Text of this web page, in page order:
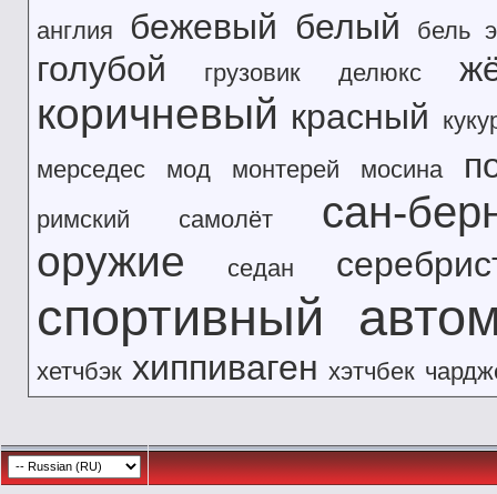
англия бежевый белый бель
голубой грузовик делюкс
коричневый красный
мерседес
мод монтерей мосина
римский самолёт сан-
оружие седан
спортивный
хетчбэк хиппиваген хэтчбек